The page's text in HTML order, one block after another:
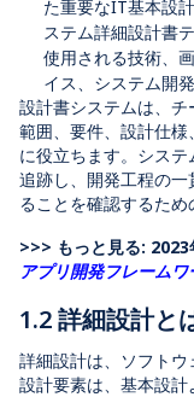
た重要なIT基本設
ステム詳細設計書
使用される技術、
イス、システム開
設計書システムは、
範囲、要件、設計仕
に役立ちます。シス
追跡し、開発工程の
ることを確認するため
>>> もっと見る:
アプリ開発フレームワ
1.2 詳細設計と
詳細設計は、ソフトウ
設計要素は、基本設計